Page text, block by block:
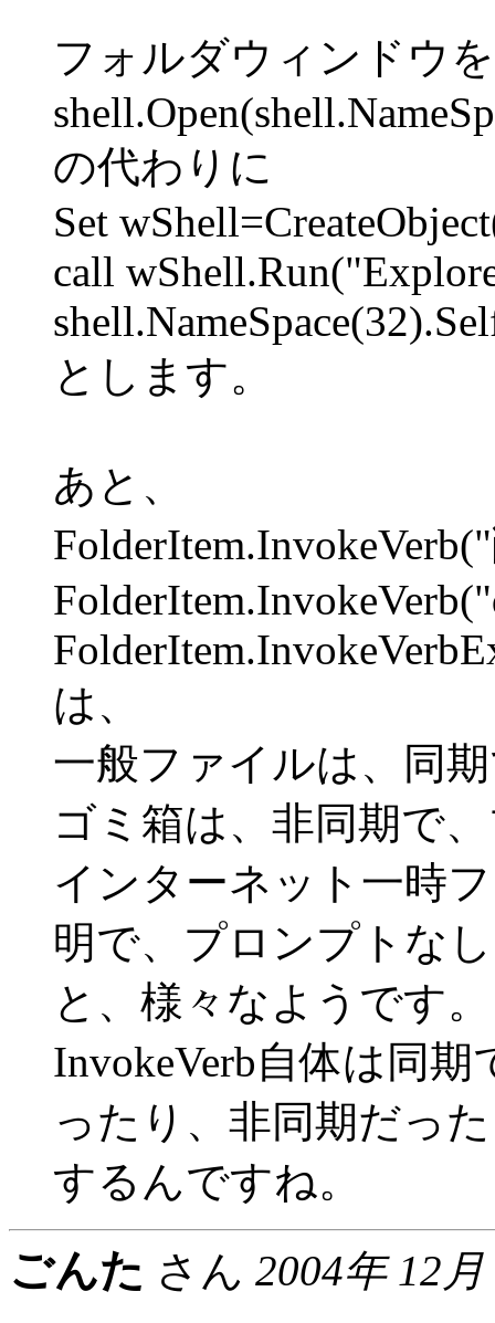
フォルダウィンドウ
の代わりに
Set
call
とします。
あと、
は、
一般ファイルは、同
ゴミ箱は、非同期で
インターネット一時
明で、プロンプトな
と、様々なようです。
InvokeVerb自体は同
ったり、非同期だっ
するんですね。
ごんた さん 2004年 12